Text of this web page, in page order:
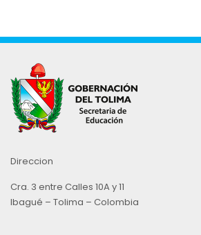
Direccion
Cra. 3 entre Calles 10A y 11
Ibagué – Tolima – Colombia